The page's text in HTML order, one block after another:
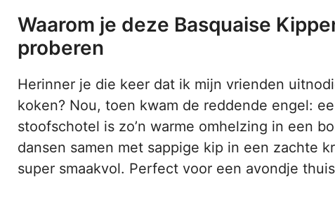
Waarom je deze Basquaise
proberen
Herinner je die keer dat ik mijn vrienden
koken? Nou, toen kwam de reddende engel:
stoofschotel is zo’n warme omhelzing in een
dansen samen met sappige kip in een zachte
super smaakvol. Perfect voor een avondje